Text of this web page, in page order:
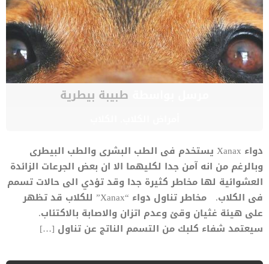
طبيبة بيطرية
دواء Xanax يستخدم فى الطب البشرى والطب البيطرى
وبالرغم من انه آمن جدا لكليهما الا ان بعض الجرعات الزائدة
العشوائية لها مخاطر كثيرة جدا وقد تؤدي الى حالات تسمم
فى الكلاب. مخاطر تناول دواء “Xanax” للكلاب قد تظهر
على هيئة غثيان وقئ وعدم اتزان والاصابة بالاكتئاب.
سيعتمد شفاء كلبك من التسمم الناتج عن تناول […]